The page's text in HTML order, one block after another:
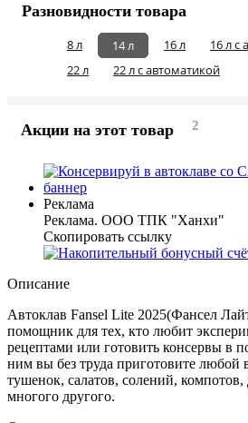
Разновидности товара
8 л 14 л 16 л
16 л c
22 л
22 л c автоматикой
Акции на этот товар 2
Реклама
Реклама. ООО ТПК "Ханхи"
Скопировать ссылку
Описание
Автоклав Fansel Lite 2025(Фансел
помощник для тех, кто любит
рецептами или готовить консервы в
ним вы без труда приготовите
тушенок, салатов, солений,
многого другого.